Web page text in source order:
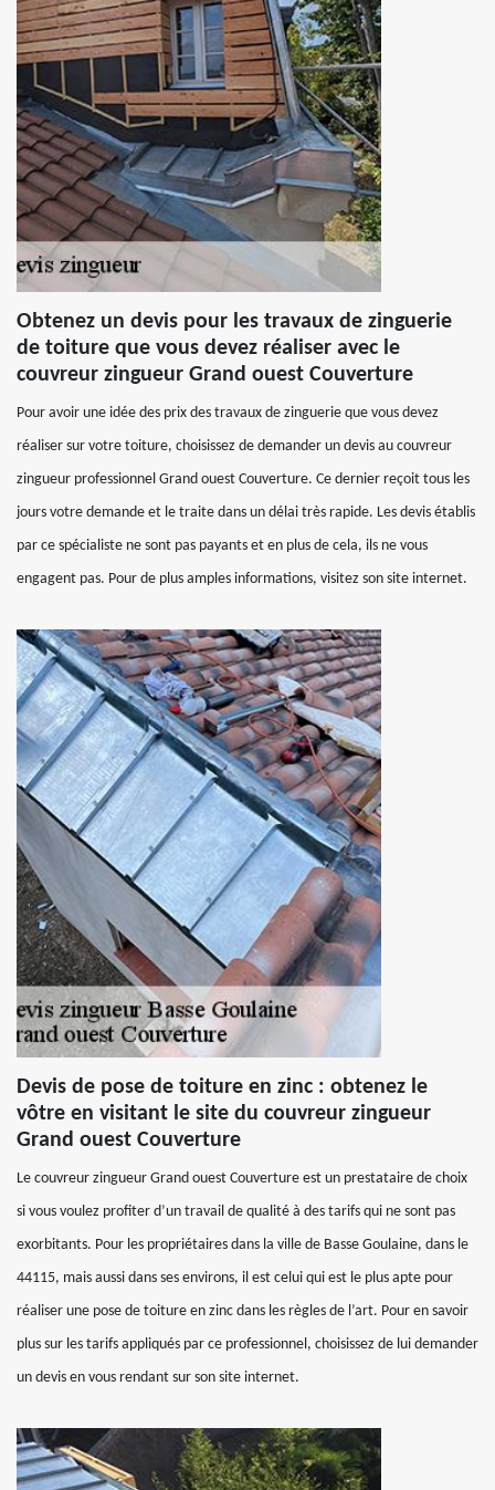
Obtenez un devis pour les travaux de zinguerie
de toiture que vous devez réaliser avec le
couvreur zingueur Grand ouest Couverture
Pour avoir une idée des prix des travaux de zinguerie que vous devez
réaliser sur votre toiture, choisissez de demander un devis au couvreur
zingueur professionnel Grand ouest Couverture. Ce dernier reçoit tous les
jours votre demande et le traite dans un délai très rapide. Les devis établis
par ce spécialiste ne sont pas payants et en plus de cela, ils ne vous
engagent pas. Pour de plus amples informations, visitez son site internet.
Devis de pose de toiture en zinc : obtenez le
vôtre en visitant le site du couvreur zingueur
Grand ouest Couverture
Le couvreur zingueur Grand ouest Couverture est un prestataire de choix
si vous voulez profiter d’un travail de qualité à des tarifs qui ne sont pas
exorbitants. Pour les propriétaires dans la ville de Basse Goulaine, dans le
44115, mais aussi dans ses environs, il est celui qui est le plus apte pour
réaliser une pose de toiture en zinc dans les règles de l’art. Pour en savoir
plus sur les tarifs appliqués par ce professionnel, choisissez de lui demander
un devis en vous rendant sur son site internet.